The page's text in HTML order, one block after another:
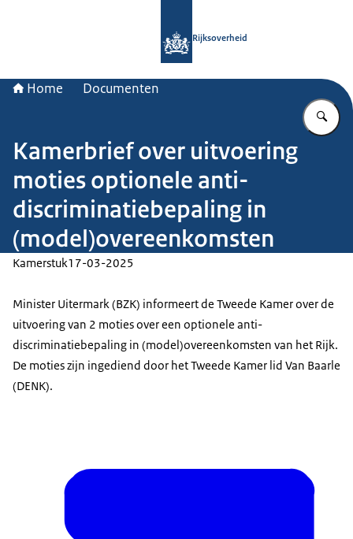
Rijksoverheid
Home Documenten
Kamerbrief over uitvoering
moties optionele anti-
discriminatiebepaling in
(model)overeenkomsten
Kamerstuk17-03-2025
Minister Uitermark (BZK) informeert de Tweede Kamer over de
uitvoering van 2 moties over een optionele anti-
discriminatiebepaling in (model)overeenkomsten van het Rijk.
De moties zijn ingediend door het Tweede Kamer lid Van Baarle
(DENK).